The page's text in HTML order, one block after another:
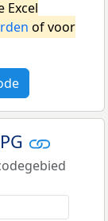
Excel
of voor